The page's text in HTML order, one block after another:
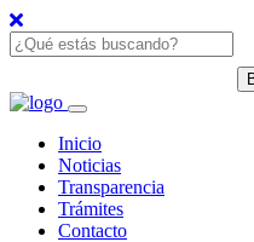
Inicio
Noticias
Transparencia
Trámites
Contacto